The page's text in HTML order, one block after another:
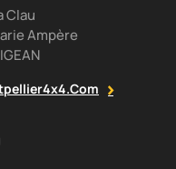
Clau
Ampère